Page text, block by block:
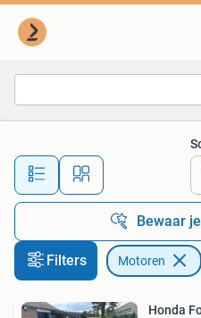
Alle
Bewaar
Filters Motoren
Honda